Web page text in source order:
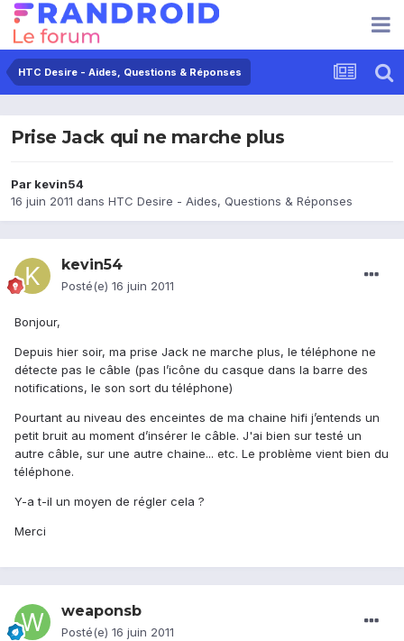
HTC Desire - Aides, Questions & Réponses
Prise Jack qui ne marche plus
Par kevin54
16 juin 2011 dans HTC Desire - Aides, Questions & Réponses
kevin54
Posté(e) 16 juin 2011
Bonjour,
Depuis hier soir, ma prise Jack ne marche plus, le téléphone ne
détecte pas le câble (pas l’icône du casque dans la barre des
notifications, le son sort du téléphone)
Pourtant au niveau des enceintes de ma chaine hifi j’entends un
petit bruit au moment d’insérer le câble. J'ai bien sur testé un
autre câble, sur une autre chaine... etc. Le problème vient bien du
téléphone.
Y-a t-il un moyen de régler cela ?
Merci
weaponsb
Posté(e) 16 juin 2011